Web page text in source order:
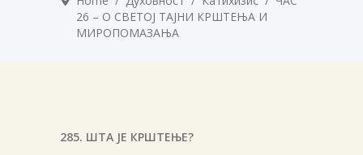
26 – О СВЕТОЈ ТАЈНИ КРШТЕЊА И
МИРОПОМАЗАЊА
285. ШТА ЈЕ КРШТЕЊЕ?